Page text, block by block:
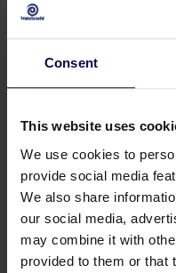
Consent
This website uses
We use cookies to
provide social media
We also share
our social media,
may combine it with
provided to them or that
Modell
Typ
Verkaufseinheit